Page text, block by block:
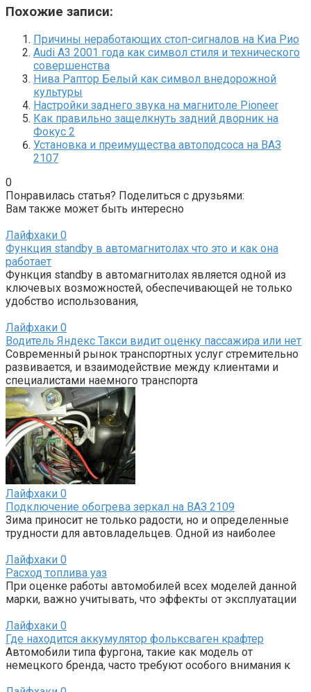
Похожие записи:
Причины неработающих стоп-сигналов на Киа Рио
Audi A3 2001 года как символ стиля и технического
совершенства
Нива Раптор Белый как символ внедорожной
культуры
Настройки заднего звука на магнитоле Pioneer
Как правильно защелкнуть задний дворник на
Фокус 2
Установка и преимущества автоподсоса на ВАЗ
2107
0
Понравилась статья? Поделиться с друзьями:
Вам также может быть интересно
Лайфхаки 0
Функция standby в автомагнитолах что это и как она
работает
Функция standby в автомагнитолах является одной из
ключевых возможностей, обеспечивающей не только
удобство использования,
Лайфхаки 0
Водитель Яндекс Такси видит оценку пассажира или нет
Современный рынок транспортных услуг стремительно
развивается, и взаимодействие между клиентами и
специалистами наемного транспорта
Лайфхаки 0
Подключение обогрева зеркал на ВАЗ 2109
Зима приносит не только радости, но и определенные
трудности для автовладельцев. Одной из наиболее
Лайфхаки 0
Расход топлива уаз
При оценке работы автомобилей всех моделей данной
марки, важно учитывать, что эффекты от эксплуатации
Лайфхаки 0
Где находится аккумулятор фольксваген крафтер
Автомобили типа фургона, такие как модель от
немецкого бренда, часто требуют особого внимания к